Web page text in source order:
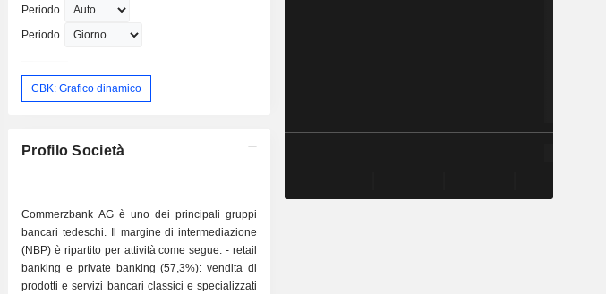
Periodo
Periodo
CBK: Grafico dinamico
Profilo Società
Commerzbank AG è uno dei principali gruppi
bancari tedeschi. Il margine di intermediazione
(NBP) è ripartito per attività come segue: - retail
banking e private banking (57,3%): vendita di
prodotti e servizi bancari classici e specializzati